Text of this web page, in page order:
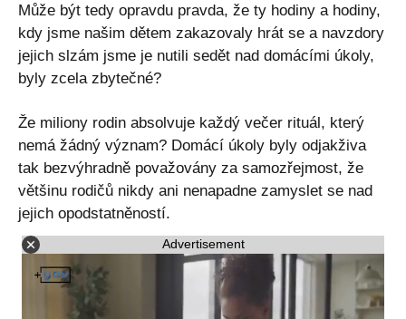
Může být tedy opravdu pravda, že ty hodiny a hodiny,
kdy jsme našim dětem zakazovaly hrát se a navzdory
jejich slzám jsme je nutili sedět nad domácími úkoly,
byly zcela zbytečné?
Že miliony rodin absolvuje každý večer rituál, který
nemá žádný význam? Domácí úkoly byly odjakživa
tak bezvýhradně považovány za samozřejmost, že
většinu rodičů nikdy ani nenapadne zamyslet se nad
jejich opodstatněností.
Advertisement